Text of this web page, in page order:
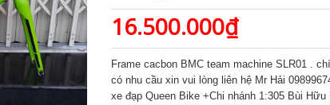
16.500.000₫
Frame cacbon BMC team machine SLR01 .
có nhu cầu xin vui lòng liên hệ Mr Hải
xe đạp Queen Bike +Chi nhánh 1:305 Bùi